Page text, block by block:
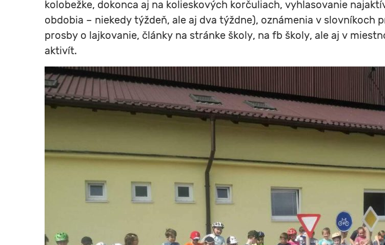
kolobežke, dokonca aj na kolieskových korčuliach, vyhlasovanie
obdobia – niekedy týždeň, ale aj dva týždne), oznámenia v slovníkoch
prosby o lajkovanie, články na stránke školy, na fb školy, ale aj v
aktivít.